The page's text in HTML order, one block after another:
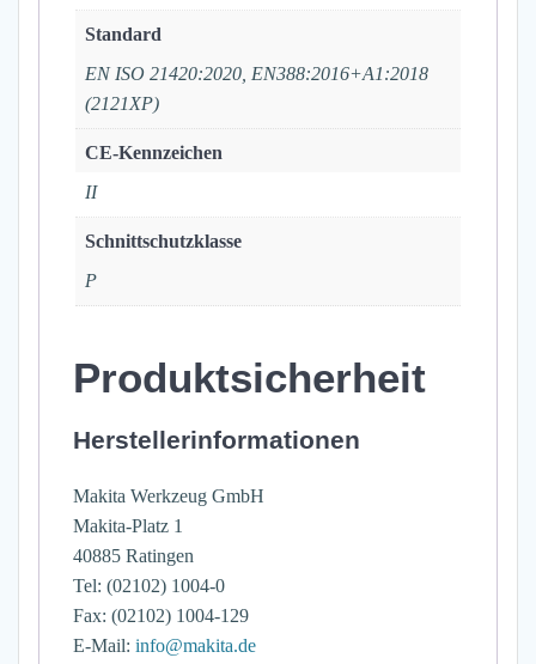
Standard
EN ISO 21420:2020, EN388:2016+A1:2018
(2121XP)
CE-Kennzeichen
II
Schnittschutzklasse
P
Produktsicherheit
Herstellerinformationen
Makita Werkzeug GmbH
Makita-Platz 1
40885 Ratingen
Tel: (02102) 1004-0
Fax: (02102) 1004-129
E-Mail: info@makita.de